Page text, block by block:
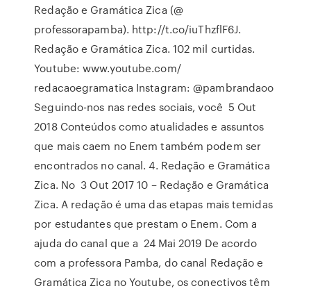
Redação e Gramática Zica (@
professorapamba). http://t.co/iuThzflF6J.
Redação e Gramática Zica. 102 mil curtidas.
Youtube: www.youtube.com/
redacaoegramatica Instagram: @pambrandaoo
Seguindo-nos nas redes sociais, você 5 Out
2018 Conteúdos como atualidades e assuntos
que mais caem no Enem também podem ser
encontrados no canal. 4. Redação e Gramática
Zica. No 3 Out 2017 10 – Redação e Gramática
Zica. A redação é uma das etapas mais temidas
por estudantes que prestam o Enem. Com a
ajuda do canal que a 24 Mai 2019 De acordo
com a professora Pamba, do canal Redação e
Gramática Zica no Youtube, os conectivos têm